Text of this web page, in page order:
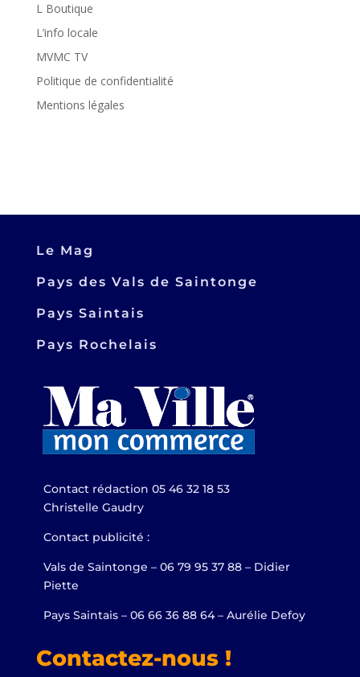
L Boutique
L’info locale
MVMC TV
Politique de confidentialité
Mentions légales
Le Mag
Pays des Vals de Saintonge
Pays Saintais
Pays Rochelais
Contact rédaction 05 46 32 18 53
Christelle Gaudry
Contact publicité :
Vals de Saintonge – 06 79 95 37 88 – Didier
Piette
Pays Saintais – 06 66 36 88 64 – Aurélie Defoy
Contactez-nous !